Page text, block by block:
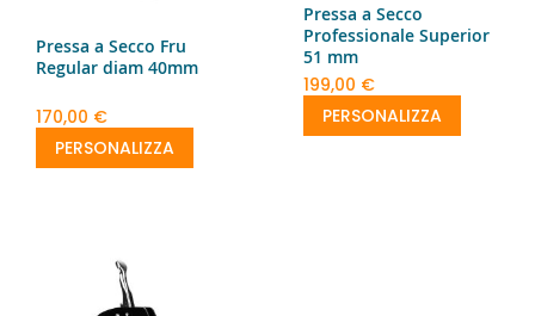
Pressa a Secco Fru
Regular diam 40mm
170,00 €
PERSONALIZZA
Pressa a Secco
Professionale Superior
51 mm
199,00 €
PERSONALIZZA